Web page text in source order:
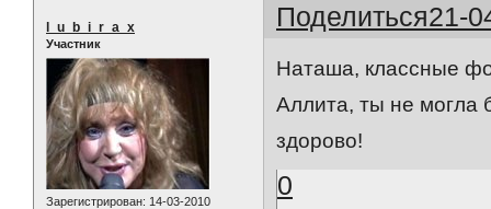
Поделиться21-
l_u_b_i_r_a_x
Участник
Зарегистрирован: 14-03-2010
Наташа, классные
Аллита, ты не могла
здорово!
0